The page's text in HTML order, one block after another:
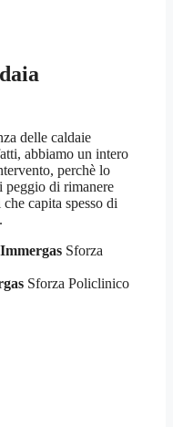
delle caldaie
abbiamo un intero
perchè lo
peggio di rimanere
capita spesso di
Sforza
Sforza Policlinico